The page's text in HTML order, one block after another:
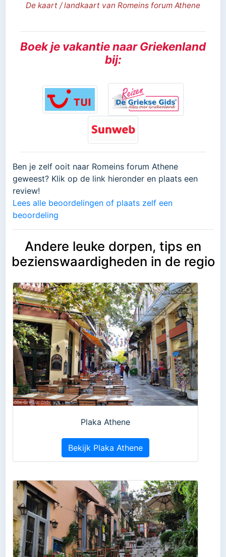
De kaart / landkaart van Romeins forum Athene
Boek je vakantie naar Griekenland
bij:
Ben je zelf ooit naar Romeins forum Athene
geweest? Klik op de link hieronder en plaats een
review!
Lees alle beoordelingen of plaats zelf een
beoordeling
Andere leuke dorpen, tips en
bezienswaardigheden in de regio
Plaka Athene
Bekijk Plaka Athene